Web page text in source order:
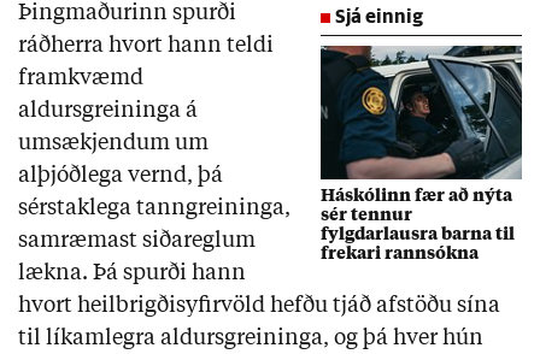
Sjá einnig
Háskólinn fær að nýta
sér tennur
fylgdarlausra barna til
frekari rannsókna
Þingmaðurinn spurði
ráðherra hvort hann teldi
framkvæmd
aldursgreininga á
umsækjendum um
alþjóðlega vernd, þá
sérstaklega tanngreininga,
samræmast siðareglum
lækna. Þá spurði hann
hvort heilbrigðisyfirvöld hefðu tjáð afstöðu sína
til líkamlegra aldursgreininga, og þá hver hún